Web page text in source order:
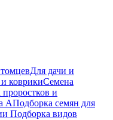
Для дачи и
коврикиСемена
и
АПодборка семян для
Подборка видов